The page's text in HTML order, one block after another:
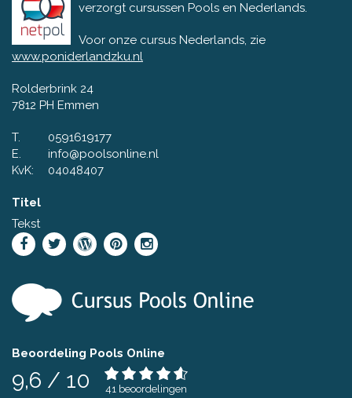
verzorgt cursussen Pools en Nederlands.
Voor onze cursus Nederlands, zie
www.poniderlandzku.nl
Rolderbrink 24
7812 PH Emmen
T.
0591619177
E.
info@poolsonline.nl
KvK:
04048407
Titel
Tekst
Beoordeling Pools Online
9,6 / 10 41 beoordelingen